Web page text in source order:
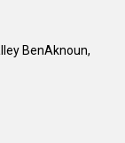
BenAknoun,